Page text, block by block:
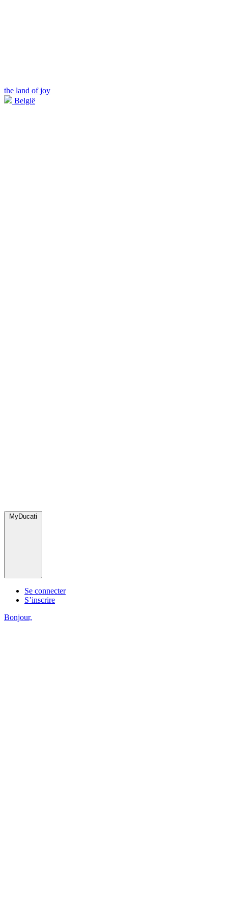
the land of joy
België
MyDucati
Se connecter
S’inscrire
Bonjour,